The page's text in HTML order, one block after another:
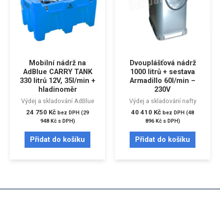
Mobilní nádrž na
AdBlue CARRY TANK
330 litrů 12V, 35l/min +
hladinoměr
Výdej a skladování AdBlue
24 750 Kč bez DPH (29
948 Kčs DPH)
Přidat do košíku
Dvouplášťová nádrž
1000 litrů + sestava
Armadillo 60l/min –
230V
Výdej a skladování nafty
40 410 Kč bez DPH (48
896 Kčs DPH)
Přidat do košíku